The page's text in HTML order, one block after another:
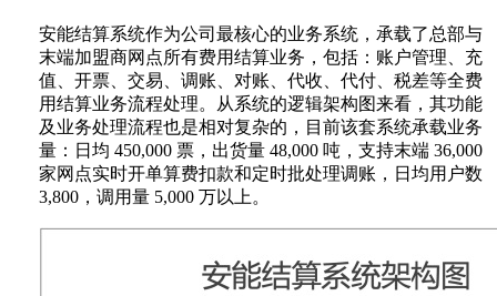
安能结算系统作为公司最核心的业务系统，承载了总部与
末端加盟商网点所有费用结算业务，包括：账户管理、充
值、开票、交易、调账、对账、代收、代付、税差等全费
用结算业务流程处理。从系统的逻辑架构图来看，其功能
及业务处理流程也是相对复杂的，目前该套系统承载业务
量：日均 450,000 票，出货量 48,000 吨，支持末端 36,000
家网点实时开单算费扣款和定时批处理调账，日均用户数
3,800，调用量 5,000 万以上。